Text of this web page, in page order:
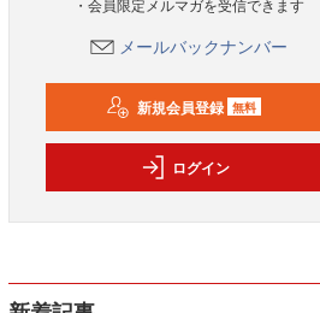
・会員限定メルマガを受信できます
メールバックナンバー
新規会員登録 無料
ログイン